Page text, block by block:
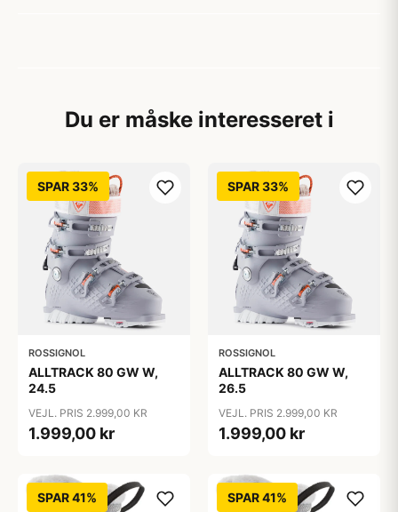
Du er måske interesseret i
SPAR 33%
ROSSIGNOL
ALLTRACK 80 GW W,
24.5
VEJL. PRIS 2.999,00 KR
1.999,00 kr
SPAR 33%
ROSSIGNOL
ALLTRACK 80 GW W,
26.5
VEJL. PRIS 2.999,00 KR
1.999,00 kr
SPAR 41% SPAR 41%